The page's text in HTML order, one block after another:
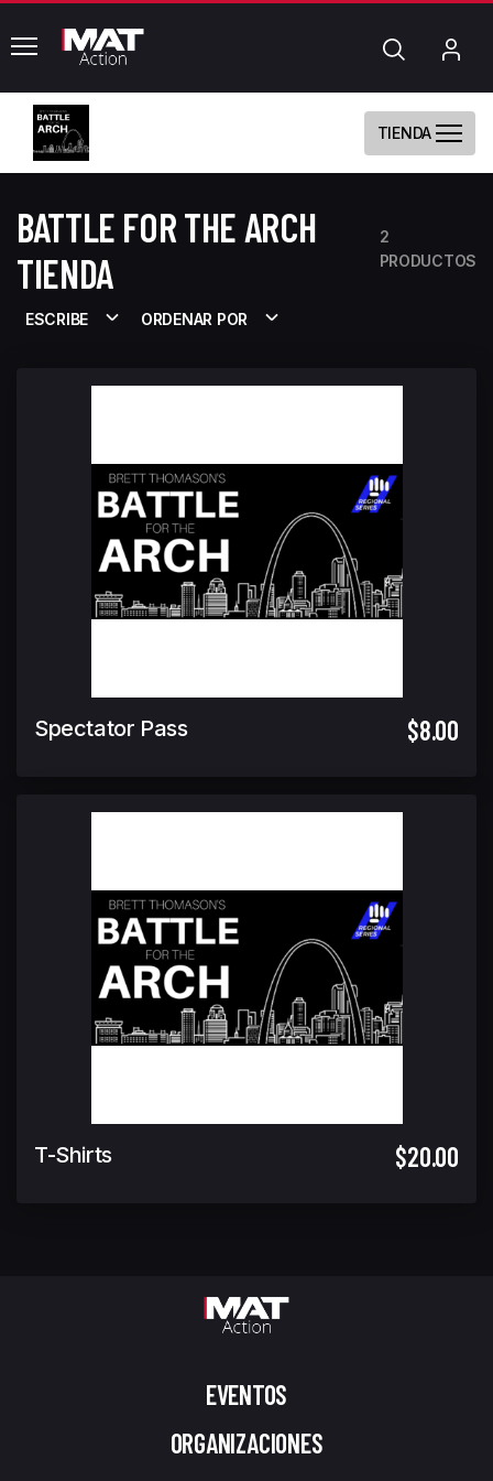
common.menu Búsqueda
TIENDA
BATTLE FOR THE ARCH
TIENDA
2
PRODUCTOS
ESCRIBE ORDENAR POR
Spectator Pass $8.00
T-Shirts $20.00
EVENTOS
ORGANIZACIONES